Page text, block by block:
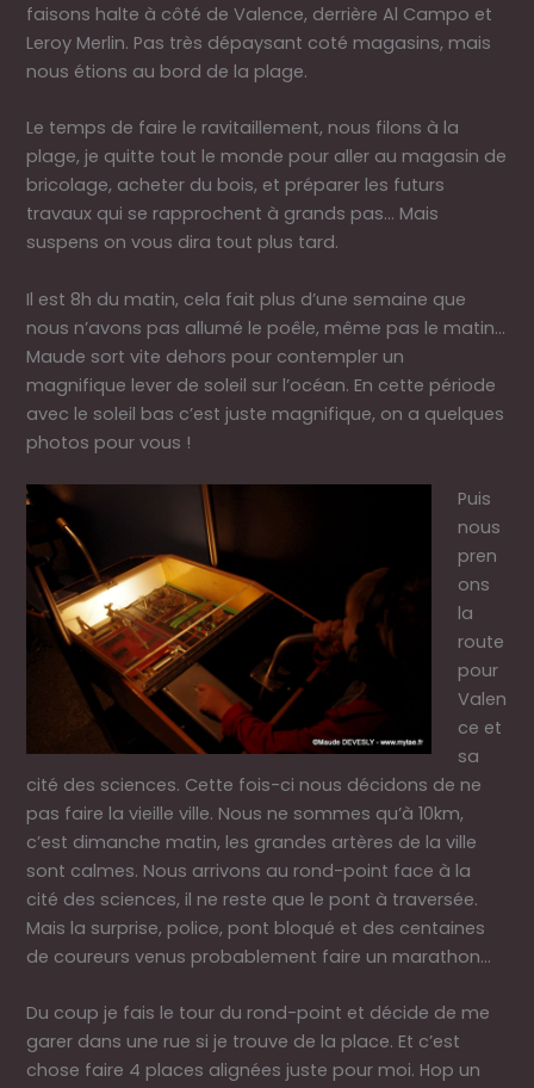
faisons halte à côté de Valence, derrière Al Campo et
Leroy Merlin. Pas très dépaysant coté magasins, mais
nous étions au bord de la plage.
Le temps de faire le ravitaillement, nous filons à la
plage, je quitte tout le monde pour aller au magasin de
bricolage, acheter du bois, et préparer les futurs
travaux qui se rapprochent à grands pas… Mais
suspens on vous dira tout plus tard.
Il est 8h du matin, cela fait plus d’une semaine que
nous n’avons pas allumé le poêle, même pas le matin…
Maude sort vite dehors pour contempler un
magnifique lever de soleil sur l’océan. En cette période
avec le soleil bas c’est juste magnifique, on a quelques
photos pour vous !
Puis
nous
pren
ons
la
route
pour
Valen
ce et
sa
cité des sciences. Cette fois-ci nous décidons de ne
pas faire la vieille ville. Nous ne sommes qu’à 10km,
c’est dimanche matin, les grandes artères de la ville
sont calmes. Nous arrivons au rond-point face à la
cité des sciences, il ne reste que le pont à traversée.
Mais la surprise, police, pont bloqué et des centaines
de coureurs venus probablement faire un marathon…
Du coup je fais le tour du rond-point et décide de me
garer dans une rue si je trouve de la place. Et c’est
chose faire 4 places alignées juste pour moi. Hop un